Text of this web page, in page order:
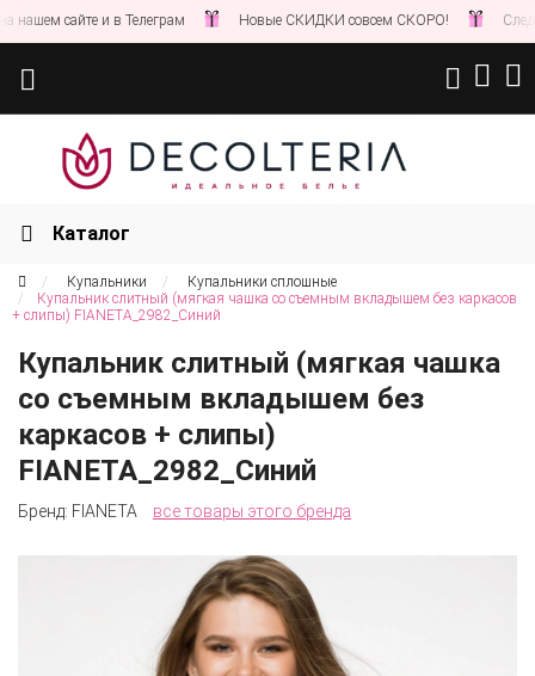
сайте и в Телеграм Новые СКИДКИ совсем СКОРО! Следите
Каталог
Купальники
Купальники сплошные
Купальник слитный (мягкая чашка со съемным вкладышем без каркасов
+ слипы) FIANETA_2982_Синий
Купальник слитный (мягкая чашка
со съемным вкладышем без
каркасов + слипы)
FIANETA_2982_Синий
Бренд: FIANETA все товары этого бренда